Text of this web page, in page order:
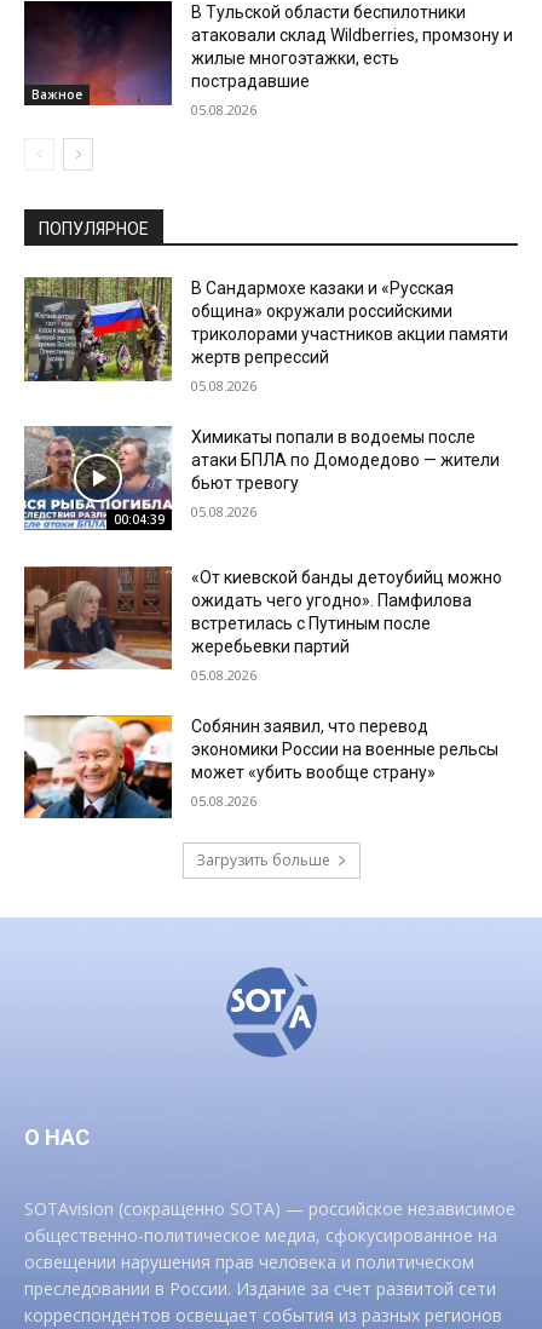
Важное
В Тульской области беспилотники
атаковали склад Wildberries, промзону и
жилые многоэтажки, есть
пострадавшие
05.08.2026
ПОПУЛЯРНОЕ
В Сандармохе казаки и «Русская
община» окружали российскими
триколорами участников акции памяти
жертв репрессий
05.08.2026
00:04:39
Химикаты попали в водоемы после
атаки БПЛА по Домодедово — жители
бьют тревогу
05.08.2026
«От киевской банды детоубийц можно
ожидать чего угодно». Памфилова
встретилась с Путиным после
жеребьевки партий
05.08.2026
Собянин заявил, что перевод
экономики России на военные рельсы
может «убить вообще страну»
05.08.2026
Загрузить больше
О НАС
SOTAvision (сокращенно SOTA) — российское независимое
общественно-политическое медиа, сфокусированное на
освещении нарушения прав человека и политическом
преследовании в России. Издание за счет развитой сети
корреспондентов освещает события из разных регионов